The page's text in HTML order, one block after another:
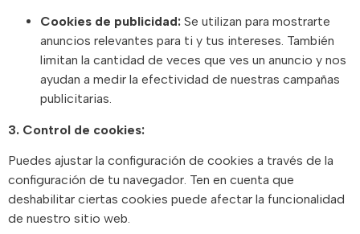
Cookies de publicidad: Se utilizan para mostrarte
anuncios relevantes para ti y tus intereses. También
limitan la cantidad de veces que ves un anuncio y nos
ayudan a medir la efectividad de nuestras campañas
publicitarias.
3. Control de cookies:
Puedes ajustar la configuración de cookies a través de la
configuración de tu navegador. Ten en cuenta que
deshabilitar ciertas cookies puede afectar la funcionalidad
de nuestro sitio web.